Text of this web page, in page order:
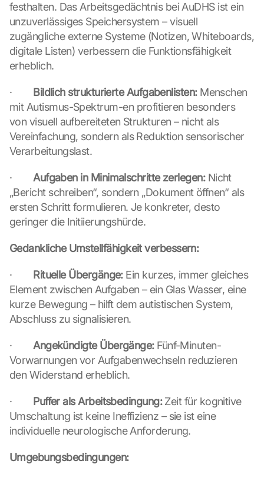
festhalten. Das Arbeitsgedächtnis bei AuDHS ist ein
unzuverlässiges Speichersystem – visuell
zugängliche externe Systeme (Notizen, Whiteboards,
digitale Listen) verbessern die Funktionsfähigkeit
erheblich.
· Bildlich strukturierte Aufgabenlisten: Menschen
mit Autismus-Spektrum-en profitieren besonders
von visuell aufbereiteten Strukturen – nicht als
Vereinfachung, sondern als Reduktion sensorischer
Verarbeitungslast.
· Aufgaben in Minimalschritte zerlegen: Nicht
„Bericht schreiben“, sondern „Dokument öffnen“ als
ersten Schritt formulieren. Je konkreter, desto
geringer die Initiierungshürde.
Gedankliche Umstellfähigkeit verbessern:
· Rituelle Übergänge: Ein kurzes, immer gleiches
Element zwischen Aufgaben – ein Glas Wasser, eine
kurze Bewegung – hilft dem autistischen System,
Abschluss zu signalisieren.
· Angekündigte Übergänge: Fünf-Minuten-
Vorwarnungen vor Aufgabenwechseln reduzieren
den Widerstand erheblich.
· Puffer als Arbeitsbedingung: Zeit für kognitive
Umschaltung ist keine Ineffizienz – sie ist eine
individuelle neurologische Anforderung.
Umgebungsbedingungen:
K
a
r
t
a
e
n
:
D
r
c
h
K
l
c
e
n
u
f
i
e
s
n
S
c
h
t